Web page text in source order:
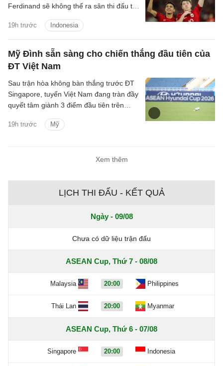
19h trước Indonesia
Ferdinand sẽ không thể ra sân thi đấu tại
Mỹ Đình sẵn sàng cho chiến thắng đầu tiên của
ĐT Việt Nam
19h trước Mỹ
Sau trận hòa không bàn thắng trước ĐT
Singapore, tuyển Việt Nam đang tràn đầy
quyết tâm giành 3 điểm đầu tiên trên
Xem thêm
LỊCH THI ĐẤU - KẾT QUẢ
Ngày - 09/08
Chưa có dữ liệu trận đấu
ASEAN Cup, Thứ 7 - 08/08
Malaysia 20:00 Philippines
Thái Lan 20:00 Myanmar
ASEAN Cup, Thứ 6 - 07/08
Singapore 20:00 Indonesia